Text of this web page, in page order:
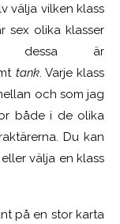
välja vilken klass
sex olika klasser
dessa är
tank. Varje klass
och som jag
både i de olika
Du kan
välja en klass
på en stor karta